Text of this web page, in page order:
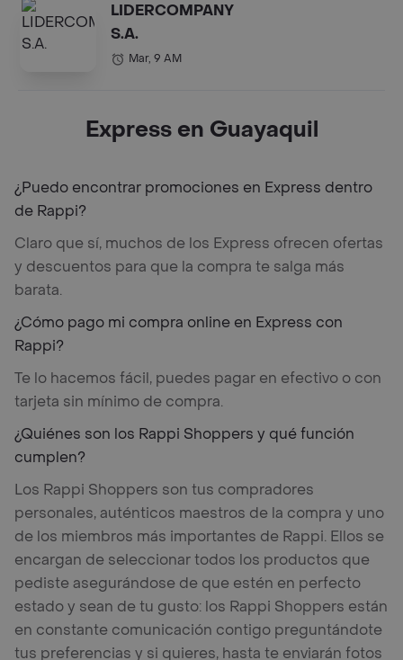
LIDERCOMPANY
S.A.
Mar, 9 AM
Express en Guayaquil
¿Puedo encontrar promociones en Express dentro
de Rappi?
Claro que sí, muchos de los Express ofrecen ofertas
y descuentos para que la compra te salga más
barata.
¿Cómo pago mi compra online en Express con
Rappi?
Te lo hacemos fácil, puedes pagar en efectivo o con
tarjeta sin mínimo de compra.
¿Quiénes son los Rappi Shoppers y qué función
cumplen?
Los Rappi Shoppers son tus compradores
personales, auténticos maestros de la compra y uno
de los miembros más importantes de Rappi. Ellos se
encargan de seleccionar todos los productos que
pediste asegurándose de que estén en perfecto
estado y sean de tu gusto: los Rappi Shoppers están
en constante comunicación contigo preguntándote
tus preferencias y si quieres, hasta te enviarán fotos